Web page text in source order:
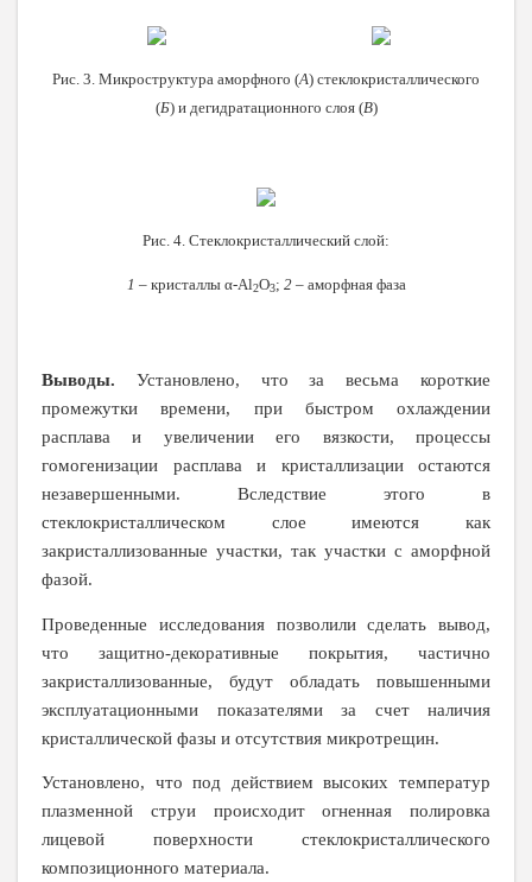
Рис. 3. Микроструктура аморфного (А) стеклокристаллического
(Б) и дегидратационного слоя (В)
Рис. 4. Стеклокристаллический слой:
1 – кристаллы α-Al2O3; 2– аморфная фаза
Выводы. Установлено, что за весьма короткие
промежутки времени, при быстром охлаждении
расплава и увеличении его вязкости, процессы
гомогенизации расплава и кристаллизации остаются
незавершенными. Вследствие этого в
стеклокристаллическом слое имеются как
закристаллизованные участки, так участки с аморфной
фазой.
Проведенные исследования позволили сделать вывод,
что защитно-декоративные покрытия, частично
закристаллизованные, будут обладать повышенными
эксплуатационными показателями за счет наличия
кристаллической фазы и отсутствия микротрещин.
Установлено, что под действием высоких температур
плазменной струи происходит огненная полировка
лицевой поверхности стеклокристаллического
композиционного материала.